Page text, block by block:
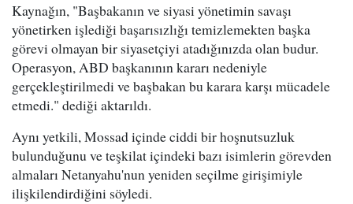
Kaynağın, "Başbakanın ve siyasi yönetimin savaşı
yönetirken işlediği başarısızlığı temizlemekten başka
görevi olmayan bir siyasetçiyi atadığınızda olan budur.
Operasyon, ABD başkanının kararı nedeniyle
gerçekleştirilmedi ve başbakan bu karara karşı mücadele
etmedi." dediği aktarıldı.
Aynı yetkili, Mossad içinde ciddi bir hoşnutsuzluk
bulunduğunu ve teşkilat içindeki bazı isimlerin görevden
almaları Netanyahu'nun yeniden seçilme girişimiyle
ilişkilendirdiğini söyledi.